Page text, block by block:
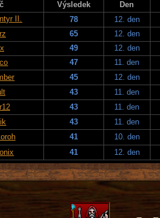
Výsledek
Den
II. 78
12. den
65
12. den
49
12. den
47
11. den
45
12. den
43
11. den
43
11. den
43
11. den
41
10. den
41 12. den